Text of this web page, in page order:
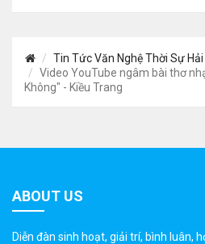
Tin Tức Văn Nghệ Thời Sự Hải
Video YouTube ngâm bài thơ
Không" - Kiều Trang
ABOUT US
Diễn đàn sinh hoạt, giải trí, bình luân,